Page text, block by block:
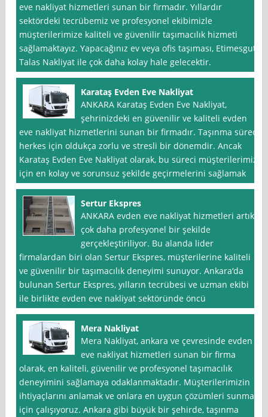
eve nakliyat hizmetleri sunan bir firmadır. Yıllardır
sektördeki tecrübemiz ve profesyonel ekibimizle
müşterilerimize kaliteli ve güvenilir taşımacılık hizmeti
sağlamaktayız. Yapacağınız ev veya ofis taşıması, Etimesgut
Talas Nakliyat ile çok daha kolay hale gelecektir.
Karataş Evden Eve Nakliyat
ANKARA Karataş Evden Eve Nakliyat,
şehrinizdeki en güvenilir ve kaliteli evden
eve nakliyat hizmetlerini sunan bir firmadır. Taşınma süreci
herkes için oldukça zorlu ve stresli bir dönemdir. Ancak
Karataş Evden Eve Nakliyat olarak, bu süreci müşterilerimiz
için en kolay ve sorunsuz şekilde geçirmelerini sağlamak
Sertur Ekspres
ANKARA evden eve nakliyat hizmetleri artık
çok daha profesyonel bir şekilde
gerçekleştiriliyor. Bu alanda lider
firmalardan biri olan Sertur Ekspres, müşterilerine kaliteli
ve güvenilir bir taşımacılık deneyimi sunuyor. Ankara‘da
bulunan Sertur Ekspres, yılların tecrübesi ve uzman ekibi
ile birlikte evden eve nakliyat sektöründe öncü
Mera Nakliyat
Mera Nakliyat, ankara ve çevresinde evden
eve nakliyat hizmetleri sunan bir firma
olarak, en kaliteli, güvenilir ve profesyonel taşımacılık
deneyimini sağlamaya odaklanmaktadır. Müşterilerimizin
ihtiyaçlarını anlamak ve onlara en uygun çözümleri sunmak
için çalışıyoruz. Ankara gibi büyük bir şehirde, taşınma